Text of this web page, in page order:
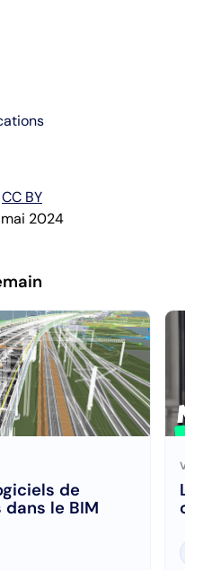
CC BY
2024
de
le BIM